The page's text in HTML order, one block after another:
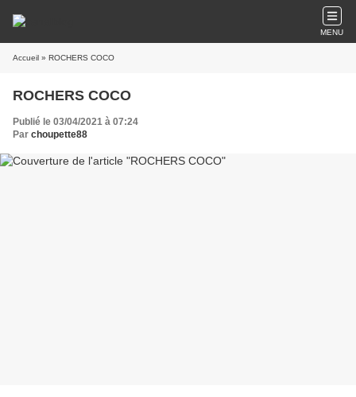
MENU
Accueil » ROCHERS COCO
ROCHERS COCO
Publié le 03/04/2021 à 07:24
Par choupette88